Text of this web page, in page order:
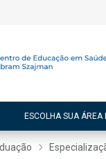
ESCOLHA SUA ÁREA